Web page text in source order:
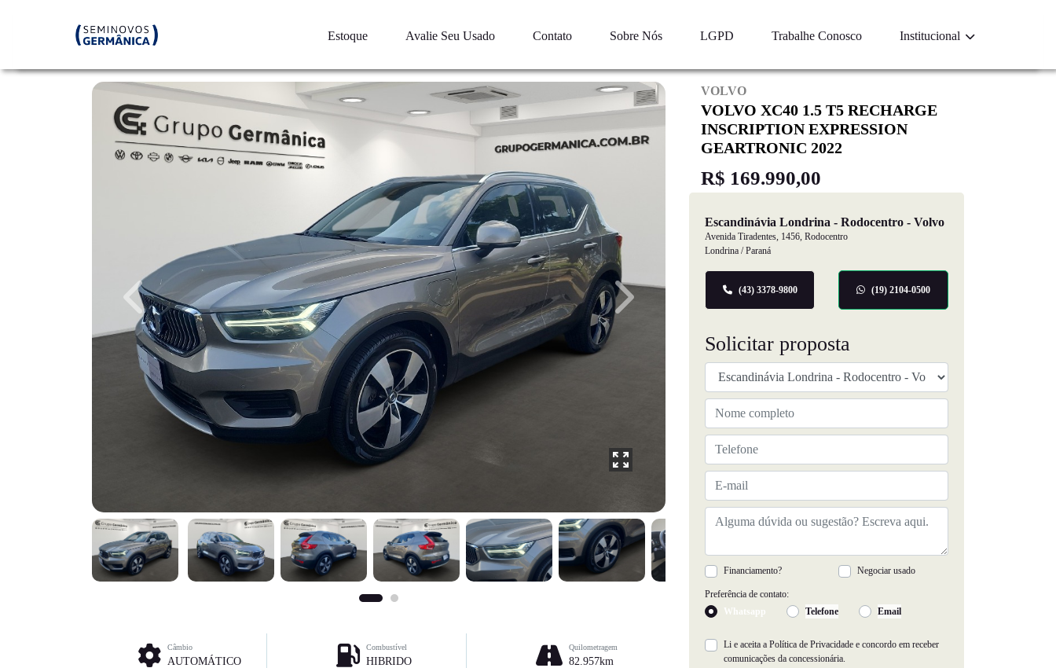
Estoque Avalie Seu Usado Contato Sobre Nós LGPD Trabalhe Conosco Institucional
VOLVO
VOLVO XC40 1.5 T5 RECHARGE
INSCRIPTION EXPRESSION
GEARTRONIC 2022
R$ 169.990,00
Escandinávia Londrina - Rodocentro - Volvo
Avenida Tiradentes, 1456, Rodocentro
Londrina / Paraná
(43) 3378-9800 (19) 2104-0500
Solicitar proposta
Financiamento? Negociar usado
Preferência de contato:
Whatsapp
Telefone Email
Li e aceita a Política de Privacidade e concordo em receber
comunicações da concessionária.
Previous Next
Câmbio
AUTOMÁTICO
Combustível
HIBRIDO
Quilometragem
82.957km